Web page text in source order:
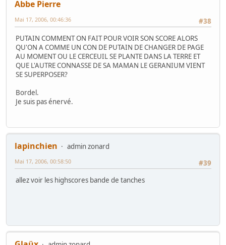
Abbe Pierre
#38
Mai 17, 2006, 00:46:36
PUTAIN COMMENT ON FAIT POUR VOIR SON SCORE ALORS
QU'ON A COMME UN CON DE PUTAIN DE CHANGER DE PAGE
AU MOMENT OU LE CERCEUIL SE PLANTE DANS LA TERRE ET
QUE L'AUTRE CONNASSE DE SA MAMAN LE GERANIUM VIENT
SE SUPERPOSER?
Bordel.
Je suis pas énervé.
lapinchien
admin zonard
#39
Mai 17, 2006, 00:58:50
allez voir les highscores bande de tanches